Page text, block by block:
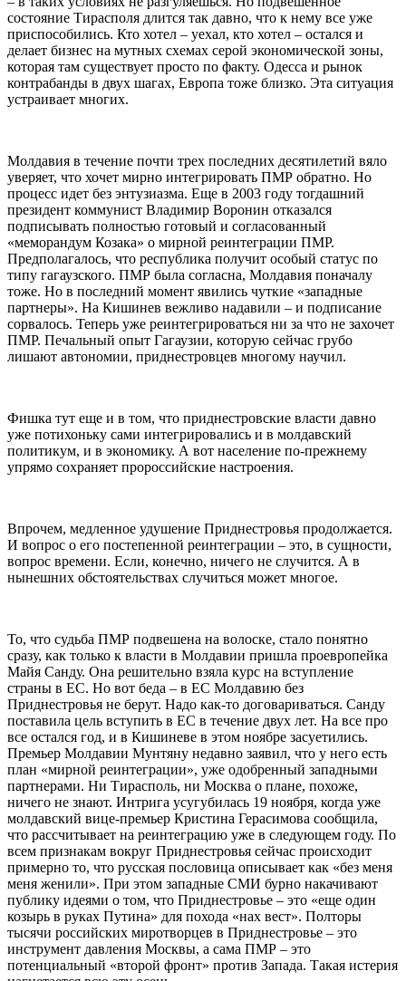
состояние Тирасполя длится так давно, что к нему все уже
приспособились. Кто хотел – уехал, кто хотел – остался и
делает бизнес на мутных схемах серой экономической зоны,
которая там существует просто по факту. Одесса и рынок
контрабанды в двух шагах, Европа тоже близко. Эта ситуация
устраивает многих.
Молдавия в течение почти трех последних десятилетий вяло
уверяет, что хочет мирно интегрировать ПМР обратно. Но
процесс идет без энтузиазма. Еще в 2003 году тогдашний
президент коммунист Владимир Воронин отказался
подписывать полностью готовый и согласованный
«меморандум Козака» о мирной реинтеграции ПМР.
Предполагалось, что республика получит особый статус по
типу гагаузского. ПМР была согласна, Молдавия поначалу
тоже. Но в последний момент явились чуткие «западные
партнеры». На Кишинев вежливо надавили – и подписание
сорвалось. Теперь уже реинтегрироваться ни за что не захочет
ПМР. Печальный опыт Гагаузии, которую сейчас грубо
лишают автономии, приднестровцев многому научил.
Фишка тут еще и в том, что приднестровские власти давно
уже потихоньку сами интегрировались и в молдавский
политикум, и в экономику. А вот население по-прежнему
упрямо сохраняет пророссийские настроения.
Впрочем, медленное удушение Приднестровья продолжается.
И вопрос о его постепенной реинтеграции – это, в сущности,
вопрос времени. Если, конечно, ничего не случится. А в
нынешних обстоятельствах случиться может многое.
То, что судьба ПМР подвешена на волоске, стало понятно
сразу, как только к власти в Молдавии пришла проевропейка
Майя Санду. Она решительно взяла курс на вступление
страны в ЕС. Но вот беда – в ЕС Молдавию без
Приднестровья не берут. Надо как-то договариваться. Санду
поставила цель вступить в ЕС в течение двух лет. На все про
все остался год, и в Кишиневе в этом ноябре засуетились.
Премьер Молдавии Мунтяну недавно заявил, что у него есть
план «мирной реинтеграции», уже одобренный западными
партнерами. Ни Тирасполь, ни Москва о плане, похоже,
ничего не знают. Интрига усугубилась 19 ноября, когда уже
молдавский вице-премьер Кристина Герасимова сообщила,
что рассчитывает на реинтеграцию уже в следующем году. По
всем признакам вокруг Приднестровья сейчас происходит
примерно то, что русская пословица описывает как «без меня
меня женили». При этом западные СМИ бурно накачивают
публику идеями о том, что Приднестровье – это «еще один
козырь в руках Путина» для похода «нах вест». Полторы
тысячи российских миротворцев в Приднестровье – это
инструмент давления Москвы, а сама ПМР – это
потенциальный «второй фронт» против Запада. Такая истерия